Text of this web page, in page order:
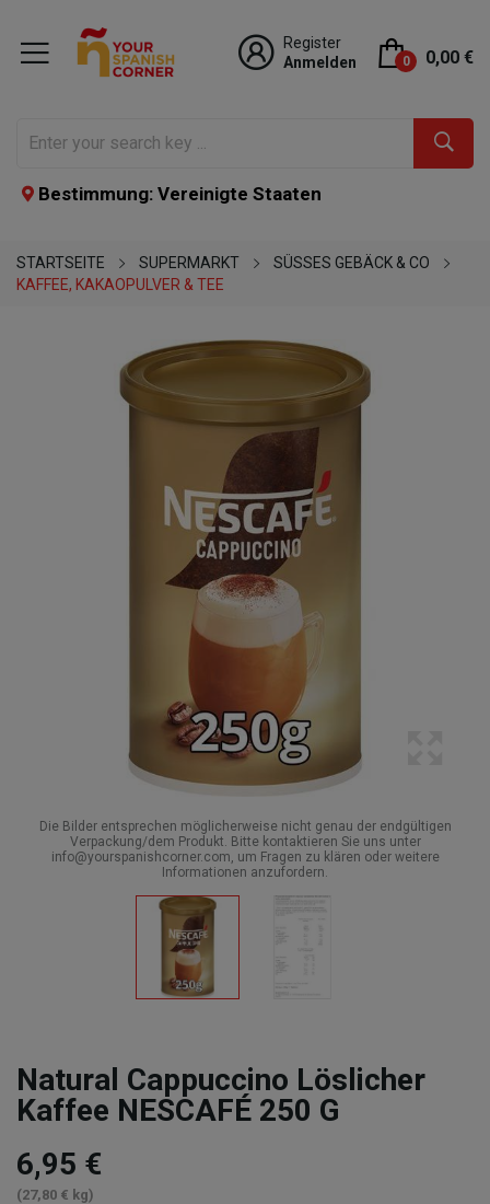
Register
Anmelden
0 0,00 €
Bestimmung: Vereinigte Staaten
STARTSEITE SUPERMARKT
SÜSSES GEBÄCK & CO
KAFFEE, KAKAOPULVER & TEE
Die Bilder entsprechen möglicherweise nicht genau der endgültigen
Verpackung/dem Produkt. Bitte kontaktieren Sie uns unter
info@yourspanishcorner.com, um Fragen zu klären oder weitere
Informationen anzufordern.
Natural Cappuccino Löslicher
Kaffee NESCAFÉ 250 G
6,95 €
(27,80 € kg)